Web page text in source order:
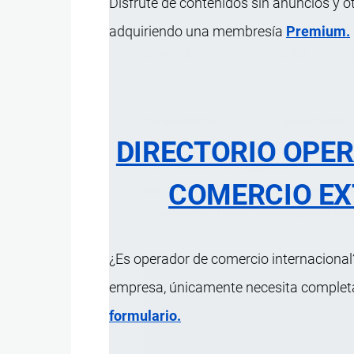
adquiriendo una membresía Premium.
DIRECTORIO
COMERCIO
¿Es operador de comercio
empresa, únicamente necesita
formulario.
Gorro de tejido plano, color
Parte superior Tela corduroy de 100%
Parte interior
100% poliéster.
Para cubrir la cabeza del